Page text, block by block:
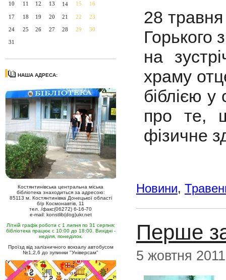
10 11 12 13 14 15 16
17 18 19 20 21 22 23
24 25 26 27 28 29 30
31
НАША АДРЕСА:
Костянтинівська центральна міська
бібліотека знаходиться за адресою:
85113 м. Костянтинівка Донецької області
б/р Космонавтів, 11
тел. /факс(06272) 6-16-70
e-mail: konstlib(dog)ukr.net
Літній графік роботи с 1 липня по 31 серпня:
бібліотека працює с 10:00 до 18:00. Вихідні -
неділя, понеділок.
Проїзд від залізничного вокзалу автобусом
№1,2,6 до зупинки "Універсам"
28
Горького
на
храму
біблією у
про те,
фізичне
Новини,
Перше
5 жовтня 2011